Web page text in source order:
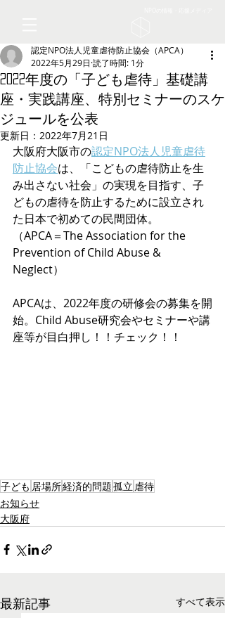
2022年度の「子ども虐待」基礎講
座・実践講座、特別セミナーのスケ
ジュールを公表
認定NPO法人児童虐待防止協会（APCA）
2022年5月29日 読了時間: 1分
更新日： 2022年7月21日
大阪府大阪市の認定NPO法人児童虐待
防止協会は、「こどもの虐待防止を生
み出さない社会」の実現を目指す、子
どもの虐待を防止するために設立され
た日本で初めての民間団体。
（APCA＝The Association for the
Prevention of Child Abuse &
Neglect）
APCAは、2022年度の研修会の募集を開
始。Child Abuse研究会やセミナーや講
座等が目白押し！！チェック！！
子ども 居場所経済的問題孤立 虐待
お知らせ
大阪府
最新記事 すべて表示